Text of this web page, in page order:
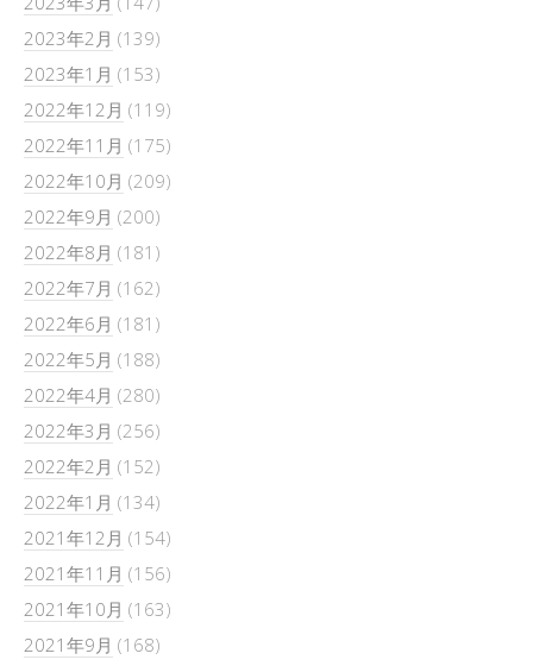
2023年2月 (139)
2023年1月 (153)
2022年12月 (119)
2022年11月 (175)
2022年10月 (209)
2022年9月 (200)
2022年8月 (181)
2022年7月 (162)
2022年6月 (181)
2022年5月 (188)
2022年4月 (280)
2022年3月 (256)
2022年2月 (152)
2022年1月 (134)
2021年12月 (154)
2021年11月 (156)
2021年10月 (163)
2021年9月 (168)